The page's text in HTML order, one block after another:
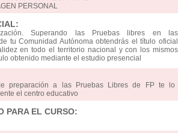
PERSONAL
Superando las Pruebas libres en las
tu Comunidad Autónoma obtendrás el título oficial
en todo el territorio nacional y con los mismos
obtenido mediante el estudio presencial
preparación a las Pruebas Libres de FP te lo
el centro educativo
PARA EL CURSO: